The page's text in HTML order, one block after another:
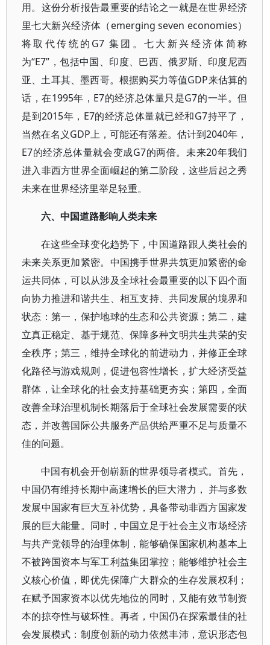
用。这份分析报告最重要的结论之一就是在世界经济
里七大新兴经济体（emerging seven economies）
将取代传统的G7 集团。七大新兴经济体简称
为“E7”，包括中国、印度、巴西、俄罗斯、印度尼西
亚、土耳其、墨西哥。根据购买力等值GDP来估算的
话，在1995年，E7的经济总体量只是G7的一半。但
是到2015年，E7的经济总体量就已经和G7持平了，
当然在名义GDP上，可能还有落差。估计到2040年，
E7的经济总体量就会变成G7的两倍。未来20年我们
进入非西方世界全面崛起的第二阶段，这些后起之秀
未来在世界经济里举足轻重。
六、中国道路影响人类未来
在这些全球变化趋势下，中国道路跟人类社会的
未来关系更加紧密。中国携手世界共筑更加紧密的命
运共同体，可以从涉及全球社会最重要的以下四个面
向协力推进和谐共生、相互支持、共同发展的境界和
状态：第一，保护地球的生态和公共资源；第二，建
立真正稳定、基于规范、保障多种文明共生共荣的安
全秩序；第三，维持全球化的前进动力，并修正全球
化路径与游戏规则，促进包容性增长，扩大经济受益
群体，让全球化的社会支持基础更夯实；第四，全面
改善全球治理机制长期落后于全球社会发展需要的状
态，并改善国际公共服务产品供给严重不足与质量不
佳的问题。
中国有机会开创崭新的世界领导者模式。首先，
中国仍有维持长期中高速增长的巨大潜力， 并与多数
发展中国家有巨大互补优势，具备带动非西方国家发
展的巨大能量。同时，中国立足于社会主义市场经济
与共产党领导的治理体制，能够确保国家机构基本上
不被跨国资本与军工利益集团掌控；能够维护社会主
义核心价值，即优先保障广大群众的生存发展权利；
在赋予国家资本以优先地位的同时，又能有效节制资
本的掠夺性与破坏性。再者，中国仍在探索最佳的社
会发展模式：制度创新的动力依然丰沛，意识形态包